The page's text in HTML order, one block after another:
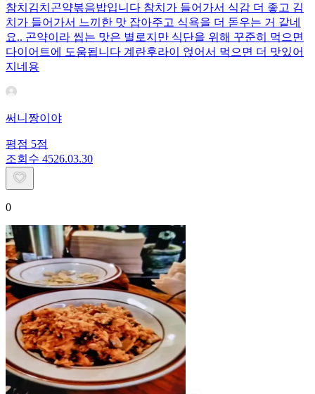
참치김치곤약볶음밥입니다 참치가 들어가서 식감 더 좋고 김
치가 들어가서 느끼한 맛 잡아주고 식욕을 더 돋우는 거 같네
요.. 곤약이라 씹는 맛은 별로지만 식단을 위해 꾸준히 먹으면
다이어트에 도움됩니다 계란후라이 얹어서 먹으면 더 맛있어
지네용
써니짱이야
평점 5점
조회수 4526.03.30
0